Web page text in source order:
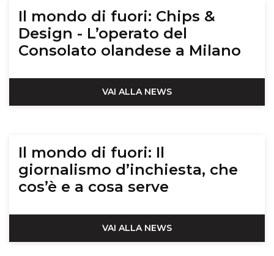
Il mondo di fuori: Chips &
Design - L’operato del
Consolato olandese a Milano
VAI ALLA NEWS
Il mondo di fuori: Il
giornalismo d’inchiesta, che
cos’è e a cosa serve
VAI ALLA NEWS